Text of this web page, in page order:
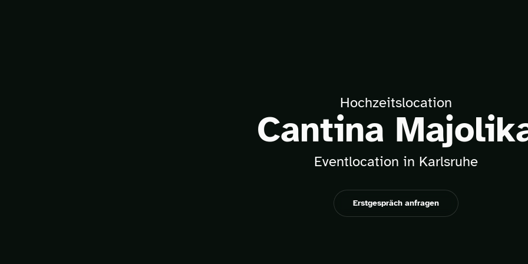
Hochzeitslocation
Cantina
Eventlocation in Karlsruhe
Erstgespräch anfragen